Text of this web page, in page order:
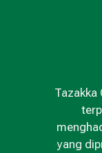
Tazakka
yang